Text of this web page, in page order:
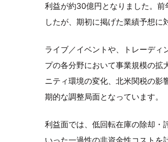
利益が約30億円となりました。前
したが、期初に掲げた業績予想に
ライブ／イベントや、トレーディ
プの各分野において事業規模の拡
ニティ環境の変化、北米関税の影
期的な調整局面となっています。
利益面では、低回転在庫の除却・
いった一過性の非資金性コストを